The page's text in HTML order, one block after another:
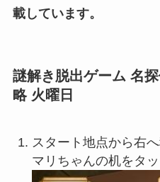
載しています。
謎解き脱出ゲーム 名
略 火曜日
スタート地点から右へ
マリちゃんの机をタッ